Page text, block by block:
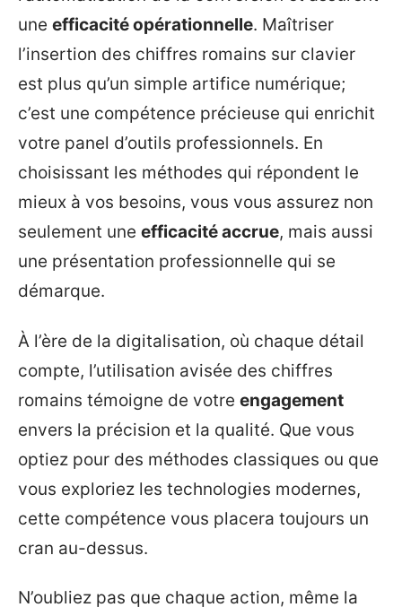
une efficacité opérationnelle. Maîtriser
l’insertion des chiffres romains sur clavier
est plus qu’un simple artifice numérique;
c’est une compétence précieuse qui enrichit
votre panel d’outils professionnels. En
choisissant les méthodes qui répondent le
mieux à vos besoins, vous vous assurez non
seulement une efficacité accrue, mais aussi
une présentation professionnelle qui se
démarque.
À l’ère de la digitalisation, où chaque détail
compte, l’utilisation avisée des chiffres
romains témoigne de votre engagement
envers la précision et la qualité. Que vous
optiez pour des méthodes classiques ou que
vous exploriez les technologies modernes,
cette compétence vous placera toujours un
cran au-dessus.
N’oubliez pas que chaque action, même la